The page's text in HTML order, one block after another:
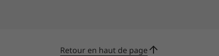
Retour en haut de page